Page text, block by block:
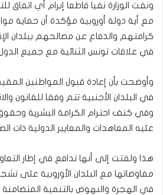
ونفت الوزارة نفيا قاطعا إبرام أي اتفاق
مع أية دولة أوروبية مؤكدة أن حماية
كرامتهم والدفاع عن مصالحهم ببلدان
في علاقات تونس الثنائية مع جميع
وأوضحت بأن إعادة قبول المواطنين
في البلدان الأجنبية تتم وفقا للقانون
وفي كنف احترام الكرامة البشرية
عليه المعاهدات والمعايير الدولية ذات
هذا ولفتت إلى أنها تدافع في إطار
مفاوضاتها مع البلدان الأوروبية على
في الهجرة والنهوض بالتنمية